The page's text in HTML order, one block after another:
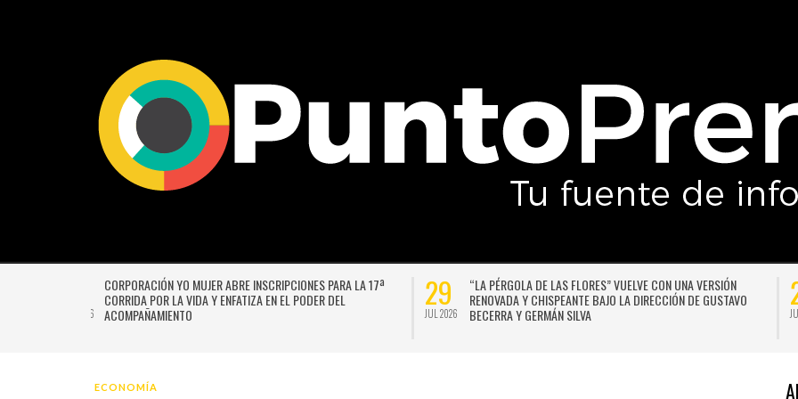
27
JUL 2026
UNIVERSIDAD DE CHILE VENCE CON SUFRIMIENTO A AUDAX
ITALIANO Y SE INSTALA EN LA PELEA POR EL SEGUNDO LUGAR
27
JUL 2026
LA LLUVIA NO DA TREGUA: PRONOSTICAN UN NUEVO SISTEMA
FRONTAL PARA SANTIAGO A COMIENZOS DE LA PRÓXIMA
SEMANA
ECONOMÍA